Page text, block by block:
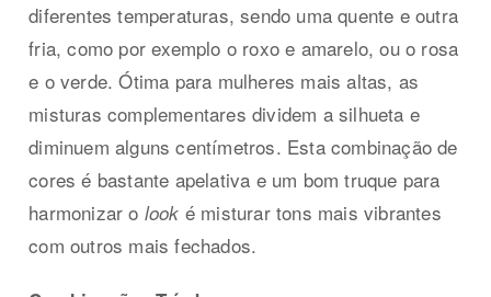
diferentes temperaturas, sendo uma quente e outra
fria, como por exemplo o roxo e amarelo, ou o rosa
e o verde. Ótima para mulheres mais altas, as
misturas complementares dividem a silhueta e
diminuem alguns centímetros. Esta combinação de
cores é bastante apelativa e um bom truque para
harmonizar o look é misturar tons mais vibrantes
com outros mais fechados.